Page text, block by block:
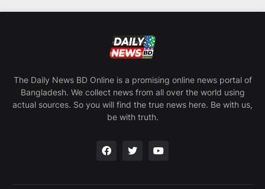
The Daily News BD Online is a promising online news portal of
Bangladesh. We collect news from all over the world using
actual sources. So you will find the true news here. Be with us,
be with truth.